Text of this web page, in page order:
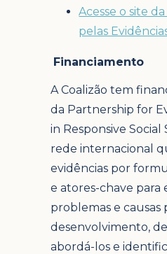
Acesse o site
pelas
Financiamento
A Coalizão tem
da Partnership for
in Responsive Social
rede internacional
evidências por
e atores-chave para
problemas e causas
desenvolvimento,
abordá-los e